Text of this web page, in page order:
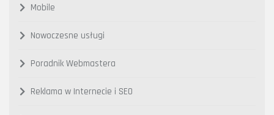
Mobile
Nowoczesne usługi
Poradnik Webmastera
Reklama w Internecie i SEO